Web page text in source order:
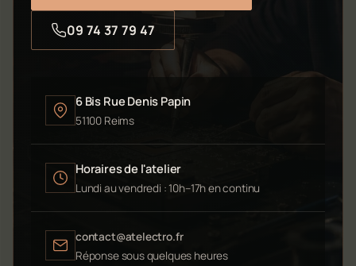
09 74 37 79 47
6 Bis Rue Denis Papin
51100 Reims
Horaires de l'atelier
Lundi au vendredi : 10h–17h en continu
contact@atelectro.fr
Réponse sous quelques heures